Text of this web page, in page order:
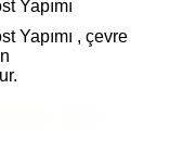
Yapımı
Yapımı , çevre